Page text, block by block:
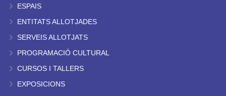
ESPAIS
ENTITATS ALLOTJADES
SERVEIS ALLOTJATS
PROGRAMACIÓ CULTURAL
CURSOS I TALLERS
EXPOSICIONS